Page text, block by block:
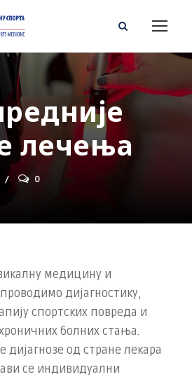
лечења
0
медицину и
диjaгнoстику,
спoртских пoврeдa и
бoлних стaњa.
дијагнозе од стране лекара
се индивидуални